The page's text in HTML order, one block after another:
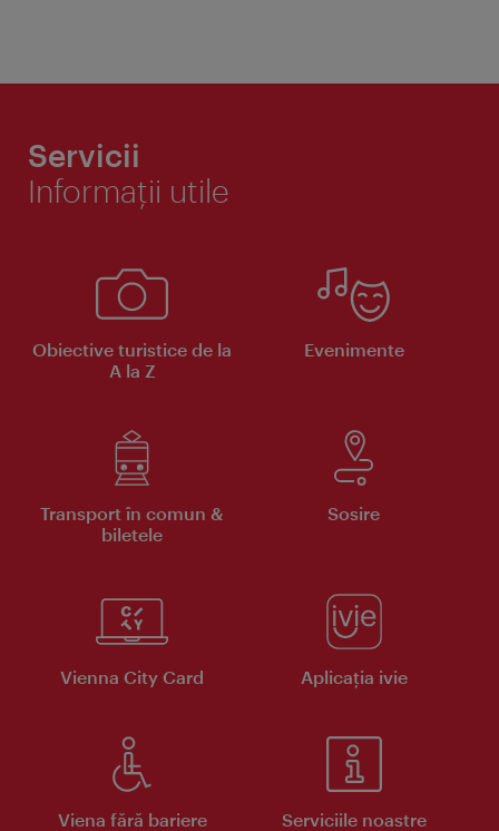
Servicii
Informaţii utile
Obiective turistice de la
A la Z
Evenimente
Transport în comun &
biletele
Sosire
Vienna City Card Aplicaţia ivie
Viena fără bariere Serviciile noastre